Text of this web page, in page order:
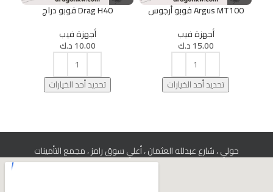
Argus MT100 فوبو أرجوس
أجهزة فيب
15.00د.ك
تحديد أحد الخيارات
Drag H40 فوبو دراج
أجهزة فيب
10.00د.ك
تحديد أحد الخيارات
حولي ، شارع عبدلله العثمان ، أعلي سوق رامز ، مجمع التأمينات